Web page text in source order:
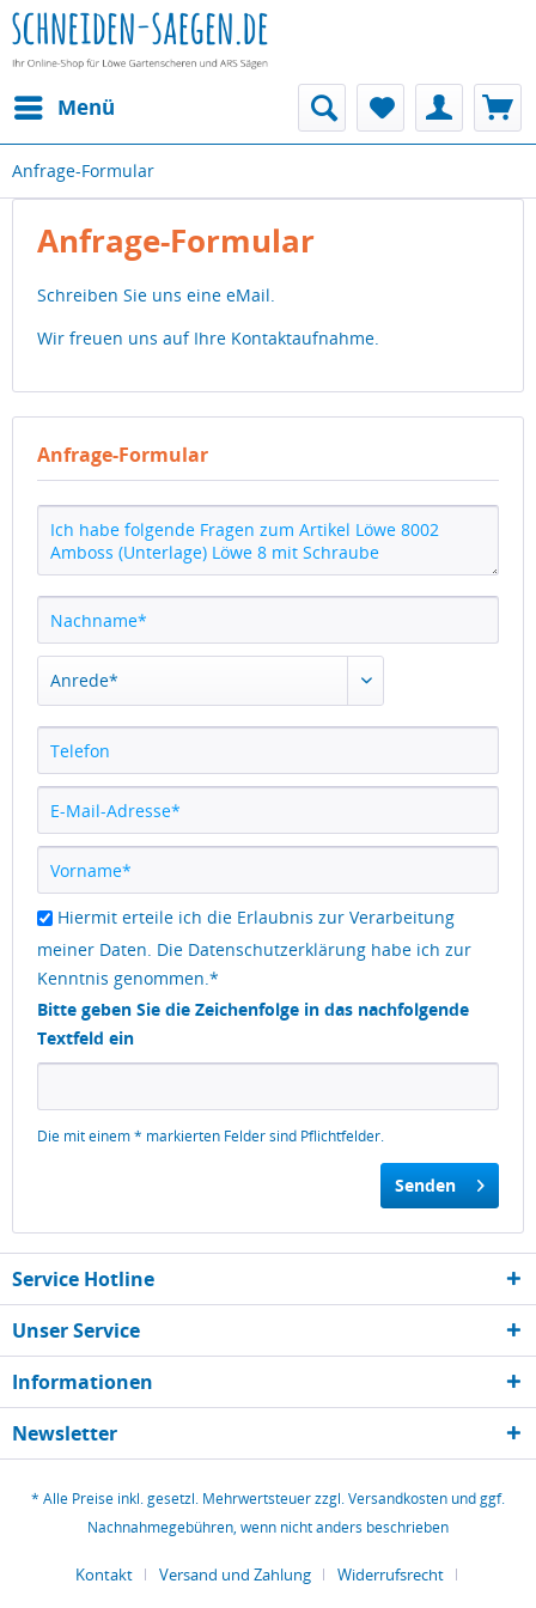
Menü
Anfrage-Formular
Anfrage-Formular
Schreiben Sie uns eine eMail.
Wir freuen uns auf Ihre Kontaktaufnahme.
Anfrage-Formular
Hiermit erteile ich die Erlaubnis zur Verarbeitung
meiner Daten. Die Datenschutzerklärung habe ich zur
Kenntnis genommen.*
Bitte geben Sie die Zeichenfolge in das nachfolgende
Textfeld ein
Die mit einem * markierten Felder sind Pflichtfelder.
Senden
Service Hotline
Unser Service
Informationen
Newsletter
* Alle Preise inkl. gesetzl. Mehrwertsteuer zzgl.Versandkosten und ggf.
Nachnahmegebühren, wenn nicht anders beschrieben
Kontakt Versand und Zahlung
Widerrufsrecht